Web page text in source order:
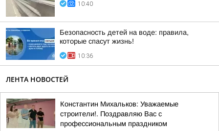
10:40
Безопасность детей на воде: правила,
которые спасут жизнь!
10:36
ЛЕНТА НОВОСТЕЙ
Константин Михальков: Уважаемые
строители!. Поздравляю Вас с
профессиональным праздником